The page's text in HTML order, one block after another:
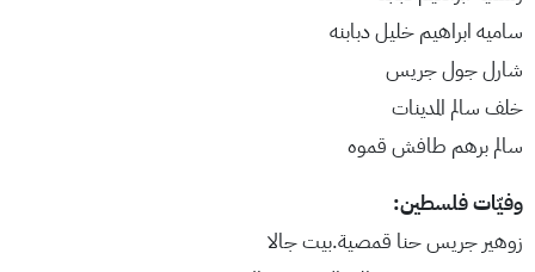
ساميه ابراهيم خليل دبابنه
شارل جول جريس
خلف سالم المدينات
سالم برهم طافش قموه
وفيّات فلسطين:
زوهير جريس حنا قمصية.بيت جالا